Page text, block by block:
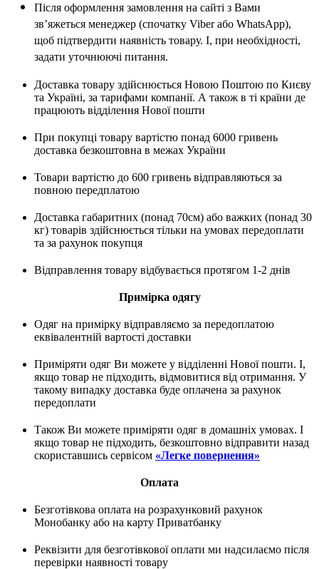
Після оформлення замовлення на сайті з Вами
зв’яжеться менеджер (спочатку Viber або WhatsApp),
щоб підтвердити наявність товару. І, при необхідності,
задати уточнюючі питання.
Доставка товару здійснюється Новою Поштою по Києву
та Україні, за тарифами компанії. А також в ті країни де
працюють відділення Нової пошти
При покупці товару вартістю понад 6000 гривень
доставка безкоштовна в межах України
Товари вартістю до 600 гривень відправляються за
повною передплатою
Доставка габаритних (понад 70см) або важких (понад 30
кг) товарів здійснюється тільки на умовах передоплати
та за рахунок покупця
Відправлення товару відбувається протягом 1-2 днів
Примірка одягу
Одяг на примірку відправляємо за передоплатою
еквівалентній вартості доставки
Приміряти одяг Ви можете у відділенні Нової пошти. І,
якщо товар не підходить, відмовитися від отримання. У
такому випадку доставка буде оплачена за рахунок
передоплати
Також Ви можете приміряти одяг в домашніх умовах. І
якщо товар не підходить, безкоштовно відправити назад
скориставшись сервісом «Легке повернення»
Оплата
Безготівкова оплата на розрахунковий рахунок
Монобанку або на карту Приватбанку
Реквізити для безготівкової оплати ми надсилаємо після
перевірки наявності товару